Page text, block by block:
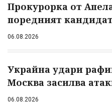
Прокурорка от
поредният
06.08.2026
Украйна удари
Москва засилва
06.08.2026